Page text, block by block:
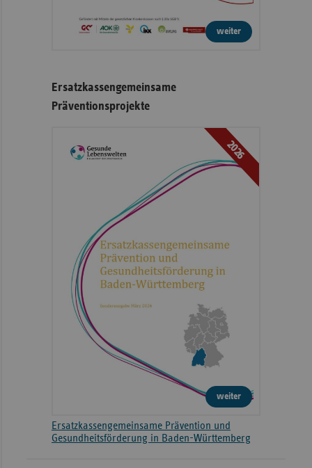
weiter
Ersatzkassengemeinsame
Präventionsprojekte
2026
weiter
Ersatzkassengemeinsame Prävention und
Gesundheitsförderung in Baden-Württemberg